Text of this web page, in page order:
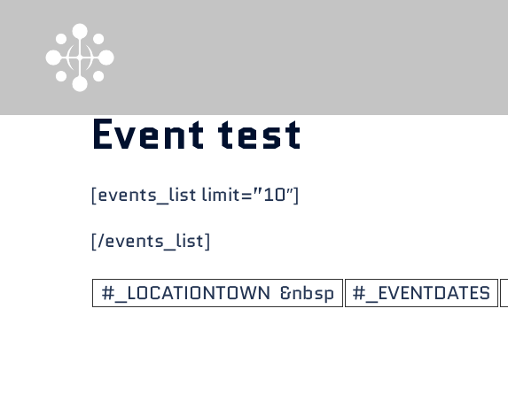
content
Event test
[events_list limit=”10″]
[/events_list]
#_LOCATIONTOWN &nbsp
#_EVENTDATES